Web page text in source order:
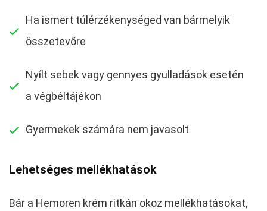
Ha ismert túlérzékenységed van bármelyik
összetevőre
Nyílt sebek vagy gennyes gyulladások esetén
a végbéltájékon
Gyermekek számára nem javasolt
Lehetséges mellékhatások
Bár a Hemoren krém ritkán okoz mellékhatásokat,